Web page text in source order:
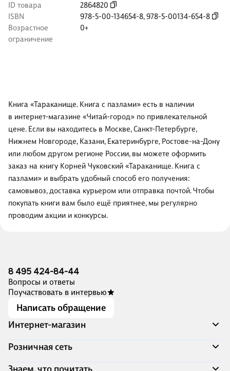
ID товара
2864820
ISBN
978-5-00-134654-8,978-5-00134-654-8
Возрастное
ограничение
0+
Книга «Тараканище. Книга с пазлами» есть в наличии
в интернет-магазине «Читай-город» по привлекательной
цене. Если вы находитесь в Москве, Санкт-Петербурге,
Нижнем Новгороде, Казани, Екатеринбурге, Ростове-на-Дону
или любом другом регионе России, вы можете оформить
заказ на книгу Корней Чуковский «Тараканище. Книга с
пазлами» и выбрать удобный способ его получения:
самовывоз, доставка курьером или отправка почтой. Чтобы
покупать книги вам было ещё приятнее, мы регулярно
проводим акции и конкурсы.
8 495 424-84-44
Вопросы и ответы
Поучаствовать в интервью
Написать обращение
Интернет-магазин
Акции
Доставка и оплата
Розничная сеть
Адреса магазинов